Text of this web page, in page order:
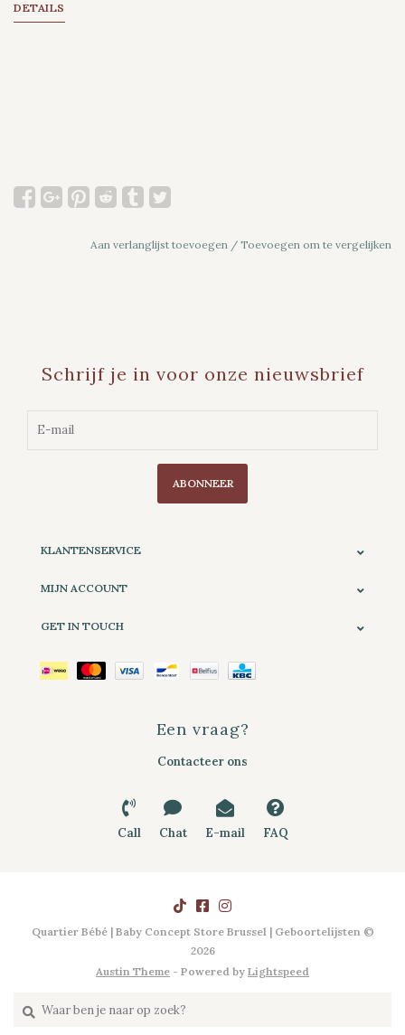
DETAILS
Aan verlanglijst toevoegen / Toevoegen om te vergelijken
Schrijf je in voor onze nieuwsbrief
ABONNEER
KLANTENSERVICE
MIJN ACCOUNT
GET IN TOUCH
Een vraag?
Contacteer ons
Call Chat E-mail FAQ
Quartier Bébé | Baby Concept Store Brussel | Geboortelijsten ©
2026
Austin Theme - Powered by Lightspeed